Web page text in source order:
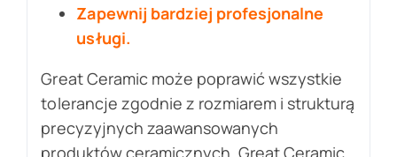
Zapewnij bardziej profesjonalne
usługi.
Great Ceramic może poprawić wszystkie
tolerancje zgodnie z rozmiarem i strukturą
precyzyjnych zaawansowanych
produktów ceramicznych. Great Ceramic